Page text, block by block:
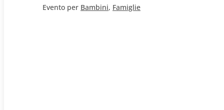
Evento per Bambini, Famiglie